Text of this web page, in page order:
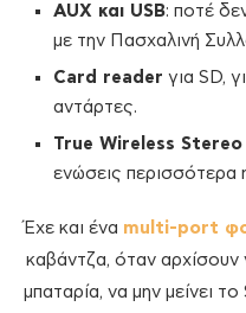
AUX και USB: ποτέ
με την Πασχαλινή
Card reader για SD,
αντάρτες.
True Wireless Stereo
ενώσεις περισσότερα
Έχε και ένα multi-port
καβάντζα, όταν
μπαταρία, να μην μείνει